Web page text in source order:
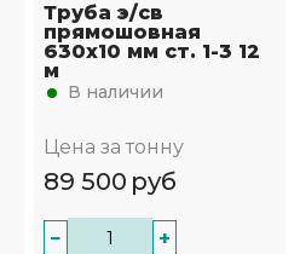
Труба э/св
прямошовная
630х10 мм ст. 1-3 12
м
В наличии
Цена за тонну
89 500 руб
− +